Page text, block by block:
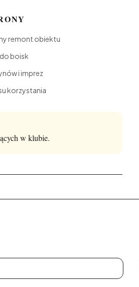
remont obiektu
boisk
i imprez
korzystania
w klubie.